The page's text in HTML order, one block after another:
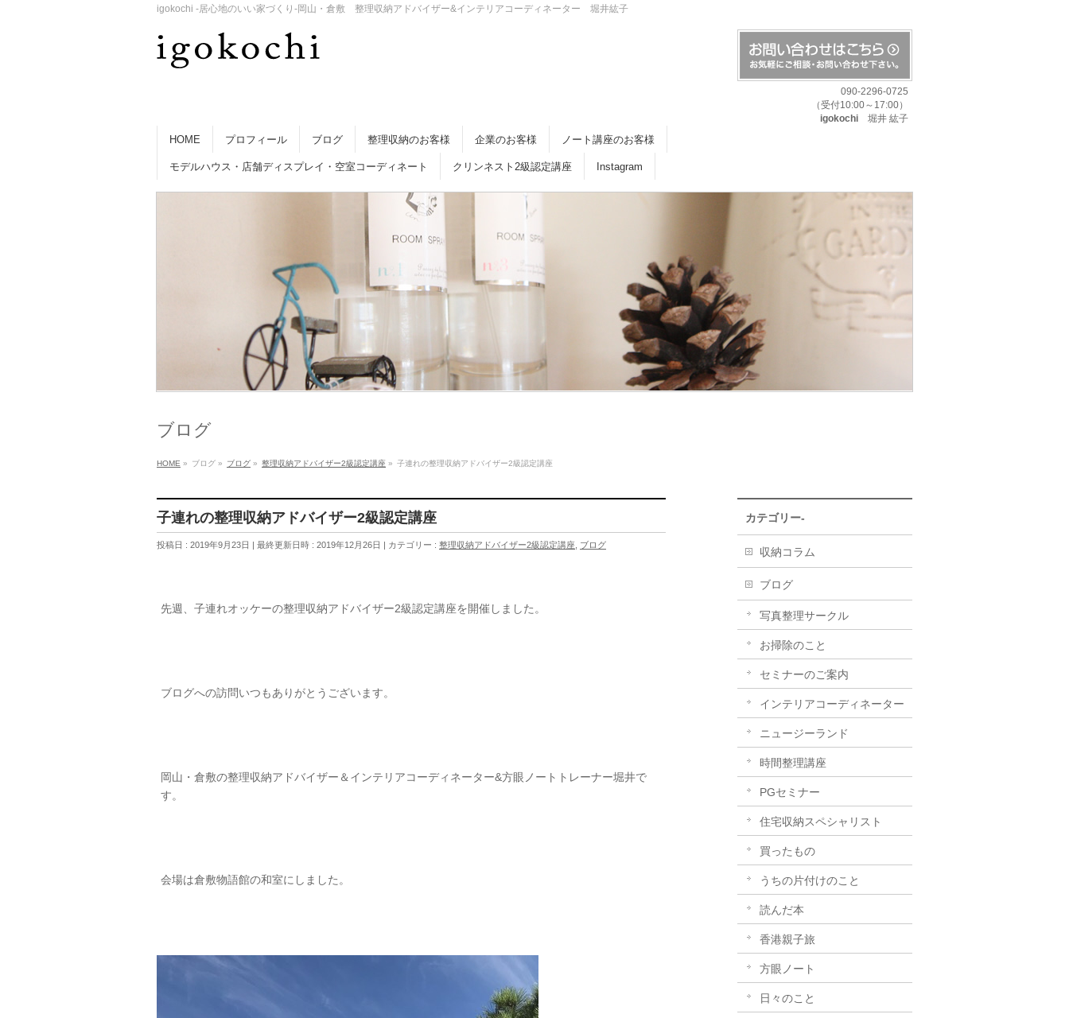
igokochi -居心地のいい家づくり-岡山・倉敷 整理収納アドバイザー&インテリアコーディネーター 堀井紘子
090-2296-0725
（受付10:00～17:00）
igokochi 堀井 紘子
HOME プロフィール ブログ 整理収納のお客様 企業のお客様 ノート講座のお客様
モデルハウス・店舗ディスプレイ・空室コーディネート クリンネスト2級認定講座 Instagram
ブログ
HOME » ブログ » ブログ » 整理収納アドバイザー2級認定講座 » 子連れの整理収納アドバイザー2級認定講座
子連れの整理収納アドバイザー2級認定講座
投稿日 : 2019年9月23日 最終更新日時 : 2019年12月26日 カテゴリー : 整理収納アドバイザー2級認定講座 ブログ
先週、子連れオッケーの整理収納アドバイザー2級認定講座を開催しました。
ブログへの訪問いつもありがとうございます。
岡山・倉敷の整理収納アドバイザー＆インテリアコーディネーター&方眼ノートトレーナー堀井で
す。
会場は倉敷物語館の和室にしました。
カテゴリー-
収納コラム
ブログ
写真整理サークル
お掃除のこと
セミナーのご案内
インテリアコーディネーター
ニュージーランド
時間整理講座
PGセミナー
住宅収納スペシャリスト
買ったもの
うちの片付けのこと
読んだ本
香港親子旅
方眼ノート
日々のこと